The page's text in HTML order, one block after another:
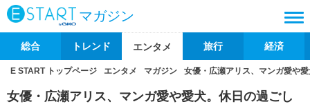
マガジン
総合 トレンド エンタメ 旅行 経済
E START トップページ エンタメ マガジン 女優・広瀬アリス、マンガ愛や
女優・広瀬アリス、マンガ愛や愛犬。休日の過ごし